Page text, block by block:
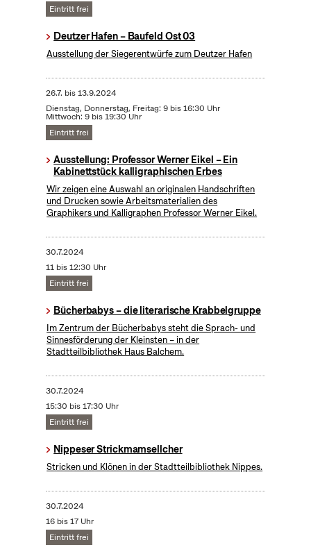
Eintritt frei
Deutzer Hafen – Baufeld Ost 03
Ausstellung der Siegerentwürfe zum Deutzer Hafen
26.7. bis13.9.2024
Dienstag, Donnerstag, Freitag: 9 bis 16:30 Uhr
Mittwoch: 9 bis 19:30 Uhr
Eintritt frei
Ausstellung: Professor Werner Eikel – Ein
Kabinettstück kalligraphischen Erbes
Wir zeigen eine Auswahl an originalen Handschriften
und Drucken sowie Arbeitsmaterialien des
Graphikers und Kalligraphen Professor Werner Eikel.
30.7.2024
11 bis 12:30 Uhr
Eintritt frei
Bücherbabys – die literarische Krabbelgruppe
Im Zentrum der Bücherbabys steht die Sprach- und
Sinnesförderung der Kleinsten – in der
Stadtteilbibliothek Haus Balchem.
30.7.2024
15:30 bis 17:30 Uhr
Eintritt frei
Nippeser Strickmamsellcher
Stricken und Klönen in der Stadtteilbibliothek Nippes.
30.7.2024
16 bis 17 Uhr
Eintritt frei